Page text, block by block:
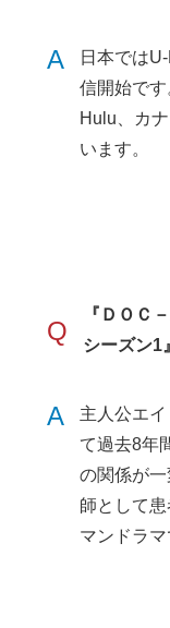
A
日本では
信開始で
Hulu、カ
います。
Q
『ＤＯＣ
シーズン1
A
主人公エ
て過去8年
の関係が
師として
マンドラマ